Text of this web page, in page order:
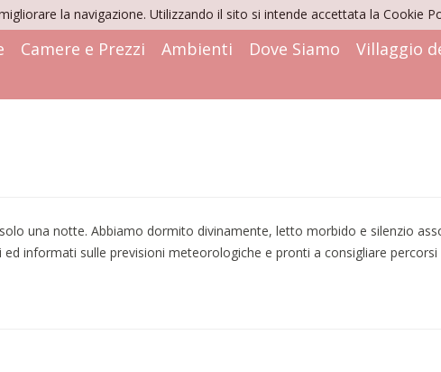
Camere e Prezzi Ambienti Dove Siamo Villaggio
una notte. Abbiamo dormito divinamente, letto morbido e silenzio
informati sulle previsioni meteorologiche e pronti a consigliare
la navigazione. Utilizzando il sito si intende accettata la Cookie